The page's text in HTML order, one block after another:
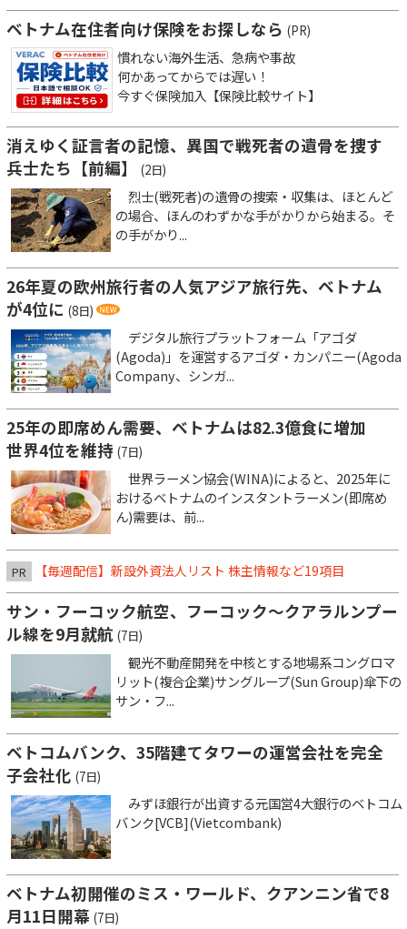
ベトナム在住者向け保険をお探しなら (PR)
慣れない海外生活、急病や事故
何かあってからでは遅い！
今すぐ保険加入【保険比較サイト】
消えゆく証言者の記憶、異国で戦死者の遺骨を捜す
兵士たち【前編】
(2日)
烈士(戦死者)の遺骨の捜索・収集は、ほとんど
の場合、ほんのわずかな手がかりから始まる。そ
の手がかり...
26年夏の欧州旅行者の人気アジア旅行先、ベトナム
が4位に (8日)
デジタル旅行プラットフォーム「アゴダ
(Agoda)」を運営するアゴダ・カンパニー(Agoda
Company、シンガ...
25年の即席めん需要、ベトナムは82.3億食に増加
世界4位を維持 (7日)
世界ラーメン協会(WINA)によると、2025年に
おけるベトナムのインスタントラーメン(即席め
ん)需要は、前...
PR 【毎週配信】新設外資法人リスト 株主情報など19項目
サン・フーコック航空、フーコック～クアラルンプー
ル線を9月就航 (7日)
観光不動産開発を中核とする地場系コングロマ
リット(複合企業)サングループ(Sun Group)傘下の
サン・フ...
ベトコムバンク、35階建てタワーの運営会社を完全
子会社化 (7日)
みずほ銀行が出資する元国営4大銀行のベトコム
バンク[VCB](Vietcombank)
ベトナム初開催のミス・ワールド、クアンニン省で8
月11日開幕 (7日)